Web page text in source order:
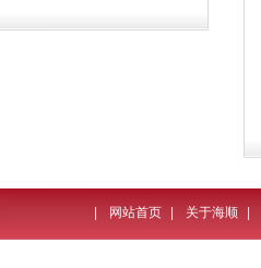
网站首页 关于海顺